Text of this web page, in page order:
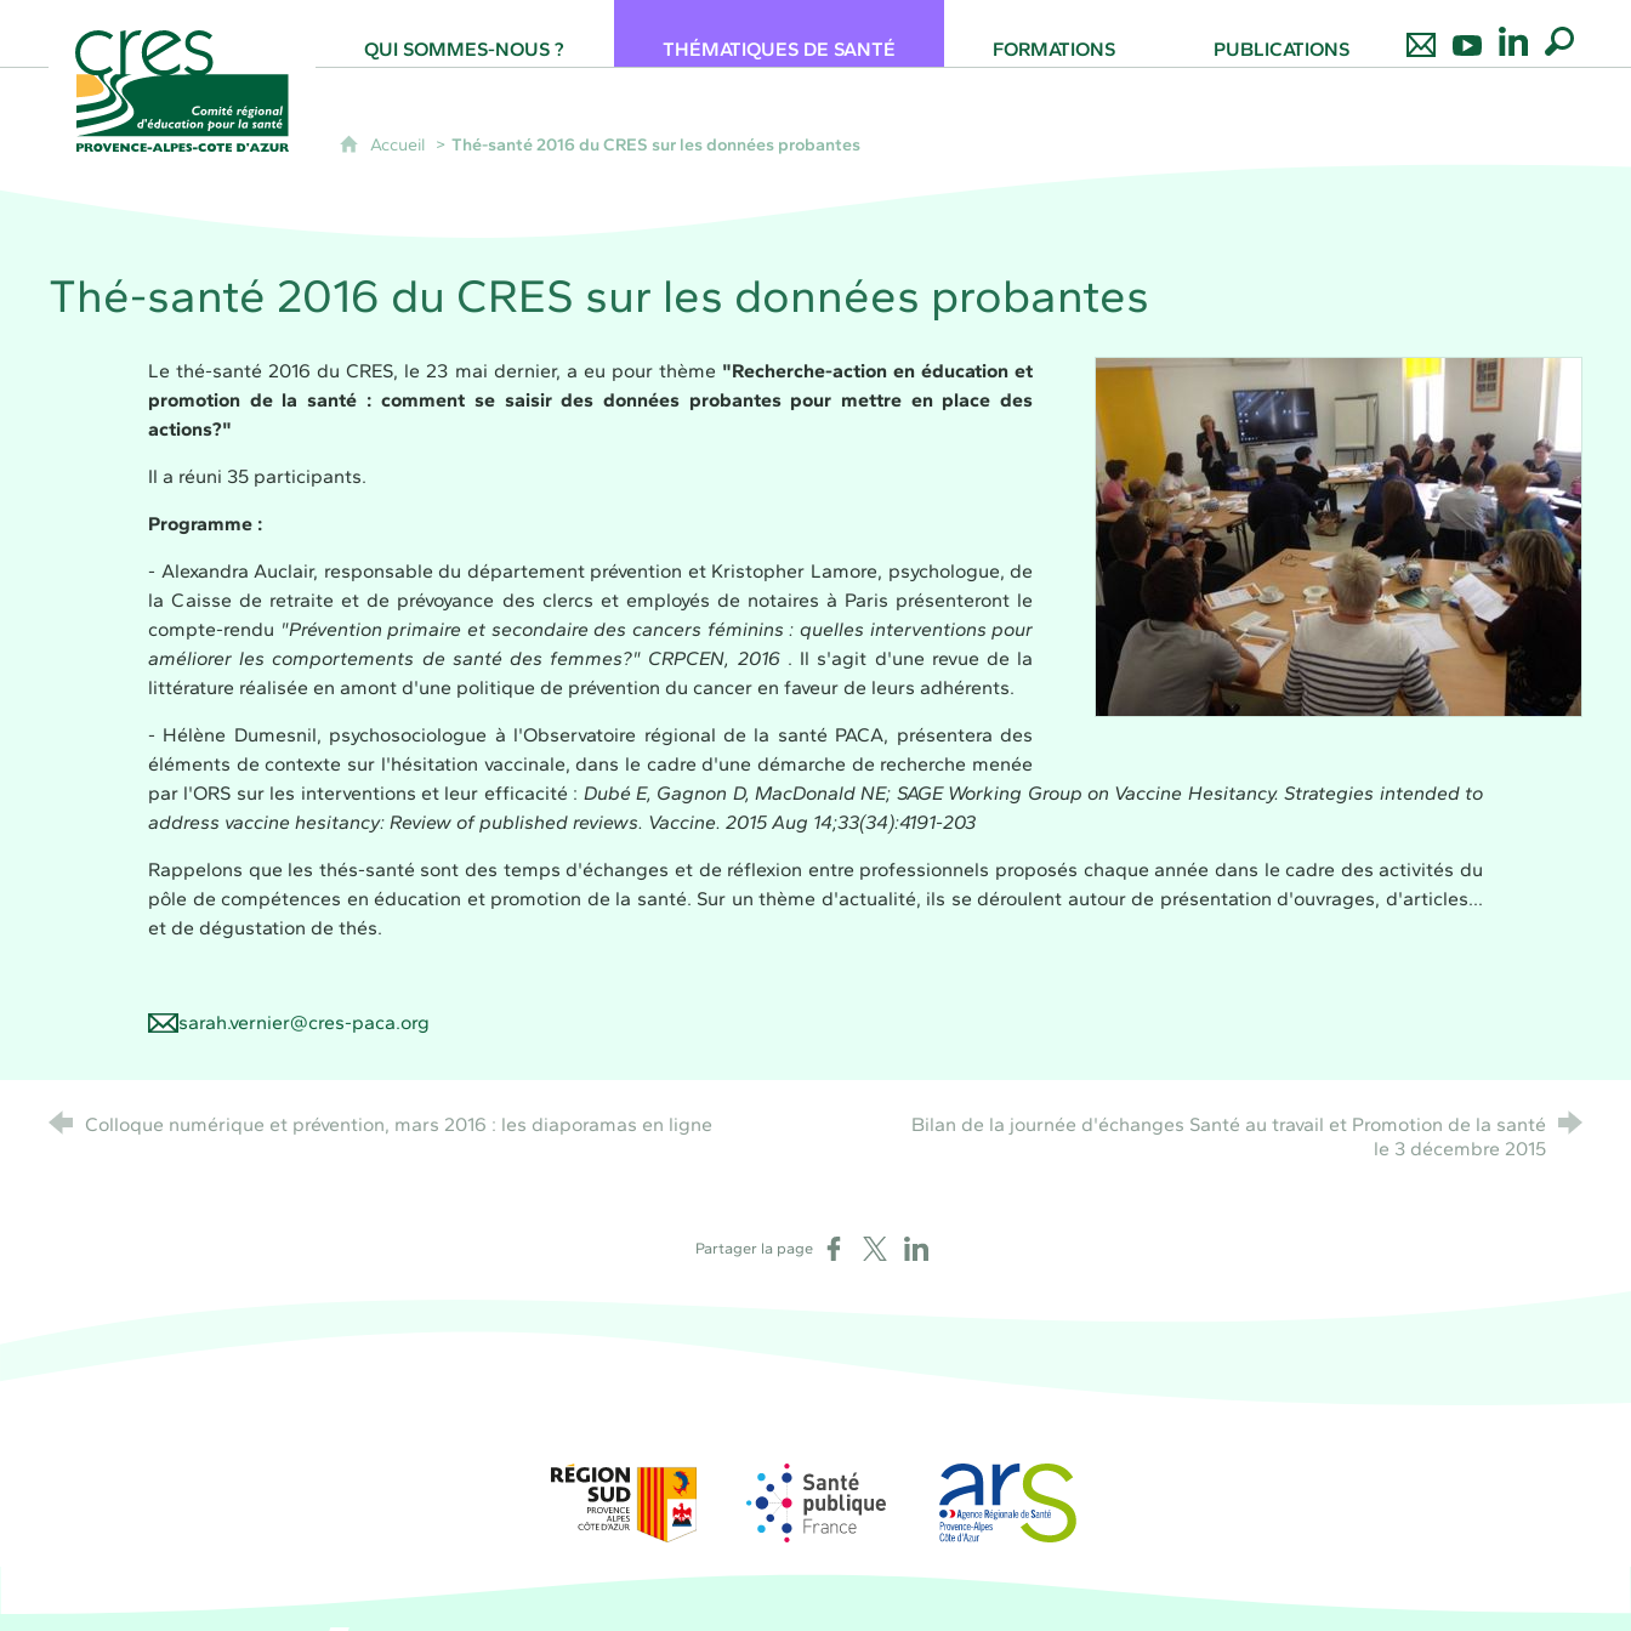
QUI SOMMES-NOUS ?
THÉMATIQUES DE SANTÉ FORMATIONS PUBLICATIONS
Accueil Thé-santé 2016 du CRES sur les données probantes
Thé-santé 2016 du CRES sur les données probantes
Le thé-santé 2016 du CRES, le 23 mai dernier, a eu pour thème "Recherche-action en éducation et
promotion de la santé : comment se saisir des données probantes pour mettre en place des
actions?"
Il a réuni 35 participants.
Programme :
- Alexandra Auclair, responsable du département prévention et Kristopher Lamore, psychologue, de
la Caisse de retraite et de prévoyance des clercs et employés de notaires à Paris présenteront le
compte-rendu "Prévention primaire et secondaire des cancers féminins : quelles interventions pour
améliorer les comportements de santé des femmes?" CRPCEN, 2016 . Il s'agit d'une revue de la
littérature réalisée en amont d'une politique de prévention du cancer en faveur de leurs adhérents.
- Hélène Dumesnil, psychosociologue à l'Observatoire régional de la santé PACA, présentera des
éléments de contexte sur l'hésitation vaccinale, dans le cadre d'une démarche de recherche menée
par l'ORS sur les interventions et leur efficacité : Dubé E, Gagnon D, MacDonald NE; SAGE Working Group on Vaccine Hesitancy. Strategies intended to
address vaccine hesitancy: Review of published reviews. Vaccine. 2015 Aug 14;33(34):4191-203
Rappelons que les thés-santé sont des temps d'échanges et de réflexion entre professionnels proposés chaque année dans le cadre des activités du
pôle de compétences en éducation et promotion de la santé. Sur un thème d'actualité, ils se déroulent autour de présentation d'ouvrages, d'articles...
et de dégustation de thés.
sarah.vernier@cres-paca.org
Colloque numérique et prévention, mars 2016 : les diaporamas en ligne
Bilan de la journée d'échanges Santé au travail et Promotion de la santé
le 3 décembre 2015
Partager la page Partager sur Facebook
Partager sur XPartager sur LinkedIn
Région Sud Santé publique FranceAgence régionale de santé PACA